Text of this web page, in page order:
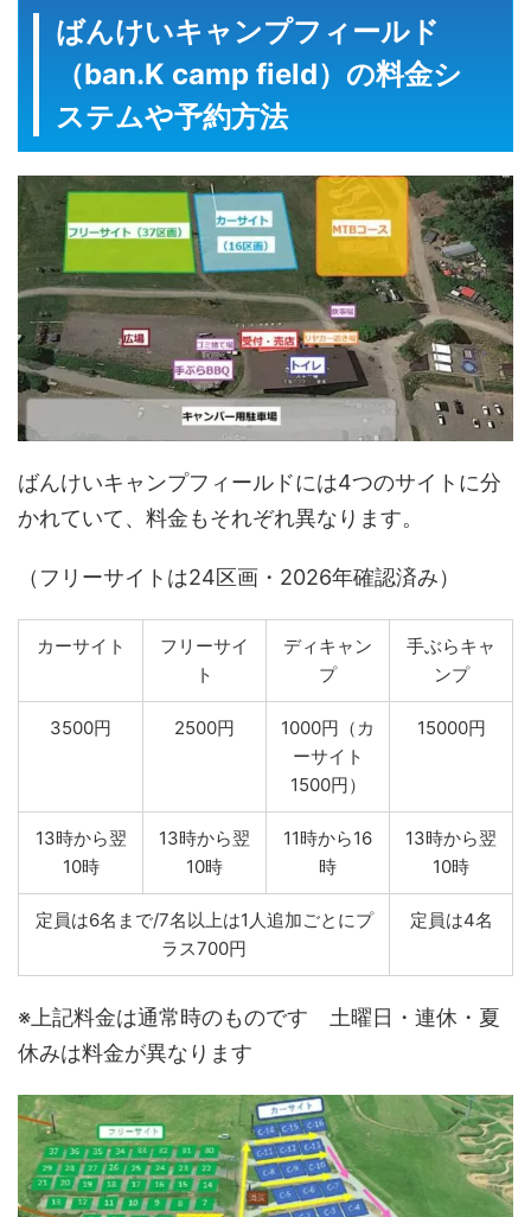
ばんけいキャンプフィールド
（ban.K camp field）の料金シ
ステムや予約方法
ばんけいキャンプフィールドには4つのサイトに分
かれていて、料金もそれぞれ異なります。
（フリーサイトは24区画・2026年確認済み）
カーサイト
フリーサイ
ト
ディキャン
プ
手ぶらキャ
ンプ
3500円 2500円
1000円（カ
ーサイト
1500円）
15000円
13時から翌
10時
13時から翌
10時
11時から16
時
13時から翌
10時
定員は6名まで/7名以上は1人追加ごとにプ
ラス700円
定員は4名
※上記料金は通常時のものです 土曜日・連休・夏
休みは料金が異なります